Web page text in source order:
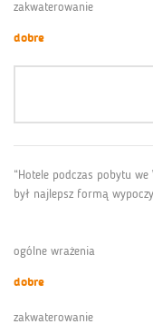
zakwaterowanie
dobre
“Hotele podczas pobytu
był najlepsz formą
ogólne wrażenia
dobre
zakwaterowanie